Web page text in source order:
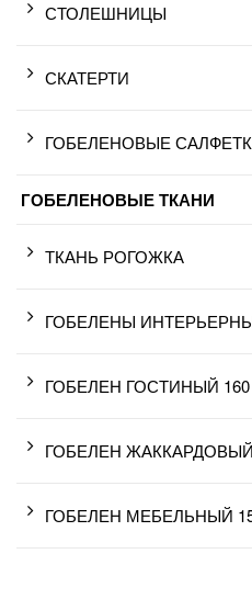
СТОЛЕШНИЦЫ
СКАТЕРТИ
ГОБЕЛЕНОВЫЕ
ГОБЕЛЕНОВЫЕ ТКАНИ
ТКАНЬ РОГОЖКА
ГОБЕЛЕНЫ
ГОБЕЛЕН ГОСТИНЫЙ
ГОБЕЛЕН
ГОБЕЛЕН МЕБЕЛЬНЫЙ